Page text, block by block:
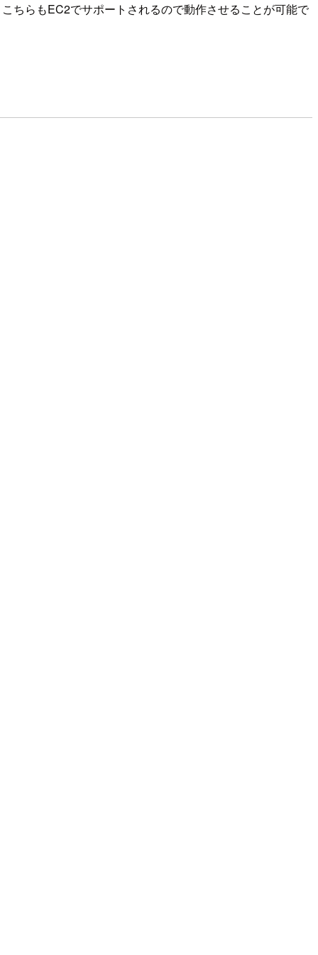
ちらもEC2でサポートされるので動作させることが可能で